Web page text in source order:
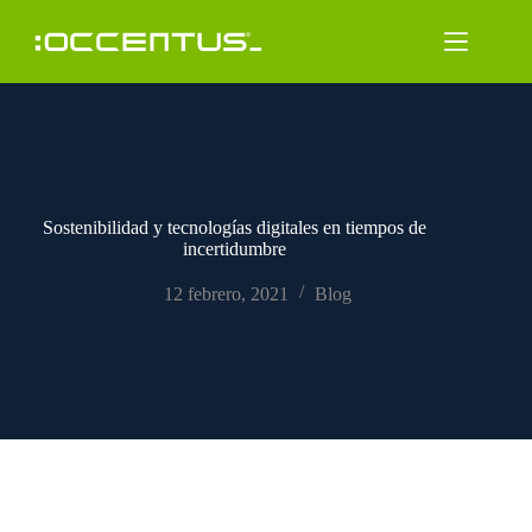
contenido
Sostenibilidad y tecnologías digitales en tiempos de
incertidumbre
12 febrero, 2021 Blog